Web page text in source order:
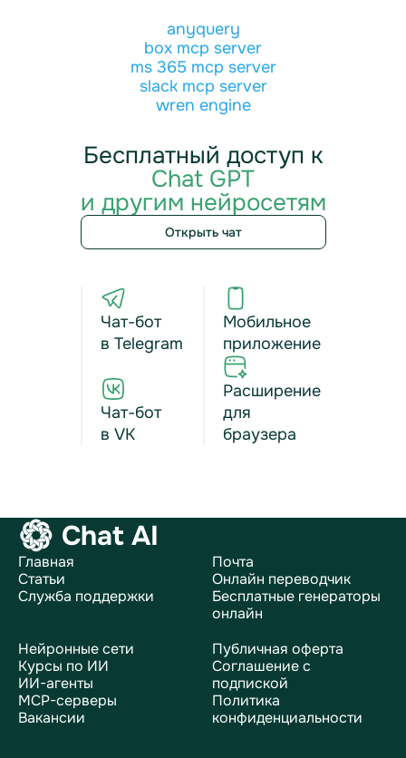
anyquery
box mcp server
ms 365 mcp server
slack mcp server
wren engine
Бесплатный доступ к
Chat GPT
и другим нейросетям
Открыть чат
Чат-бот
в Telegram
Чат-бот
в VK
Мобильное
приложение
Расширение
для
браузера
Chat AI
Главная
Статьи
Служба поддержки
Почта
Онлайн переводчик
Бесплатные генераторы
онлайн
Нейронные сети
Курсы по ИИ
ИИ-агенты
MCP-серверы
Вакансии
Публичная оферта
Соглашение с
подпиской
Политика
конфиденциальности